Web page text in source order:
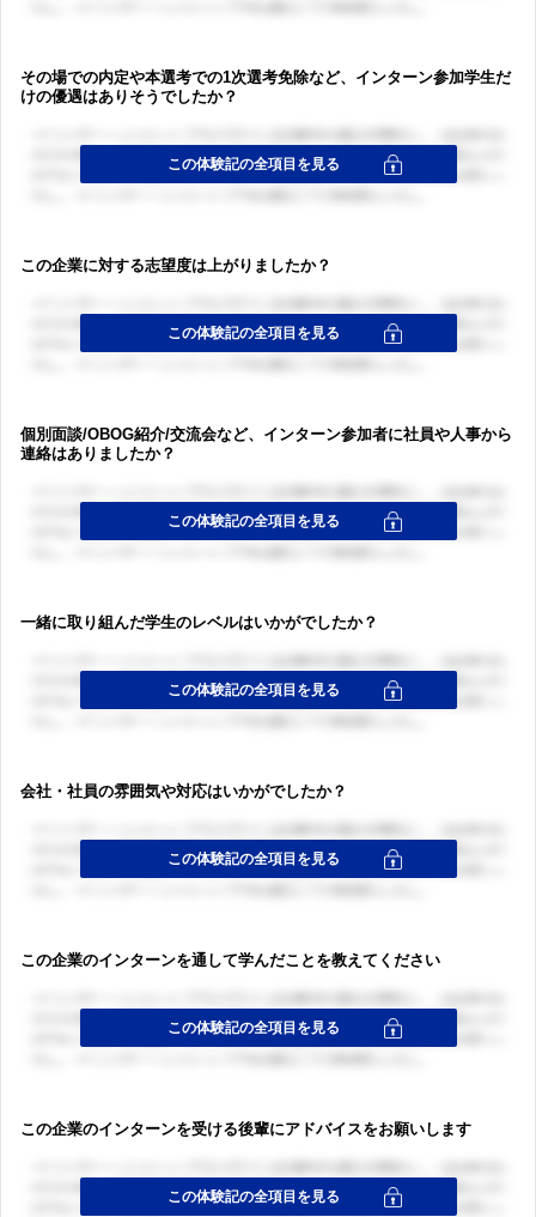
その場での内定や本選考での1次選考免除など、インターン参加学生だ
けの優遇はありそうでしたか？
この企業に対する志望度は上がりましたか？
個別面談/OBOG紹介/交流会など、インターン参加者に社員や人事から
連絡はありましたか？
一緒に取り組んだ学生のレベルはいかがでしたか？
会社・社員の雰囲気や対応はいかがでしたか？
この企業のインターンを通して学んだことを教えてください
この企業のインターンを受ける後輩にアドバイスをお願いします
ログイン・会員登録